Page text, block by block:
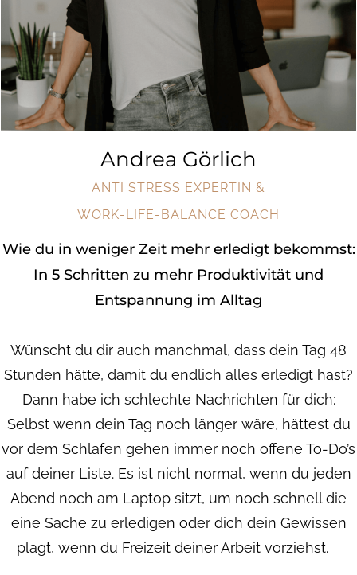
Andrea Görlich
ANTI STRESS EXPERTIN &
WORK-LIFE-BALANCE COACH
Wie du in weniger Zeit mehr erledigt bekommst:
In 5 Schritten zu mehr Produktivität und
Entspannung im Alltag
Wünscht du dir auch manchmal, dass dein Tag 48
Stunden hätte, damit du endlich alles erledigt hast?
Dann habe ich schlechte Nachrichten für dich:
Selbst wenn dein Tag noch länger wäre, hättest du
vor dem Schlafen gehen immer noch offene To-Do’s
auf deiner Liste. Es ist nicht normal, wenn du jeden
Abend noch am Laptop sitzt, um noch schnell die
eine Sache zu erledigen oder dich dein Gewissen
plagt, wenn du Freizeit deiner Arbeit vorziehst.